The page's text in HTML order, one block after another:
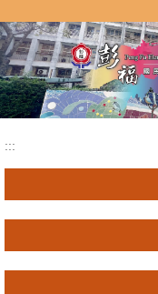
到
主
要
內
容
:::
彭福簡介
校史
課程相關專區